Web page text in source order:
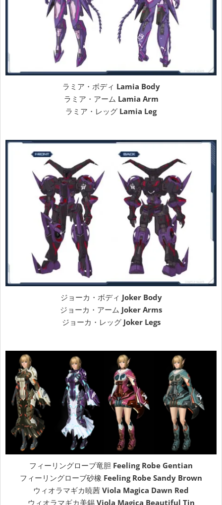
ラミア・ボディ Lamia Body
ラミア・アーム Lamia Arm
ラミア・レッグ Lamia Leg
ジョーカ・ボディ Joker Body
ジョーカ・アーム Joker Arms
ジョーカ・レッグJoker Legs
フィーリングローブ竜胆 Feeling Robe Gentian
フィーリングローブ砂橡 Feeling Robe Sandy Brown
ウィオラマギカ暁茜 Viola Magica Dawn Red
ウィオラマギカ美錫 Viola Magica Beautiful Tin